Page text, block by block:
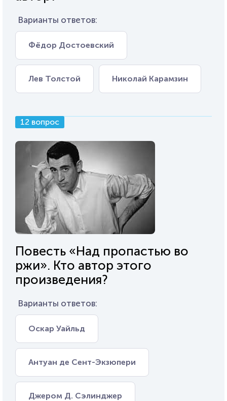
Варианты ответов:
Фёдор Достоевский
Лев Толстой Николай Карамзин
12 вопрос
Повесть «Над пропастью во
ржи». Кто автор этого
произведения?
Варианты ответов:
Оскар Уайльд
Антуан де Сент-Экзюпери
Джером Д. Сэлинджер